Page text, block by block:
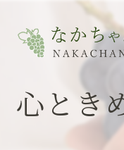
心とき